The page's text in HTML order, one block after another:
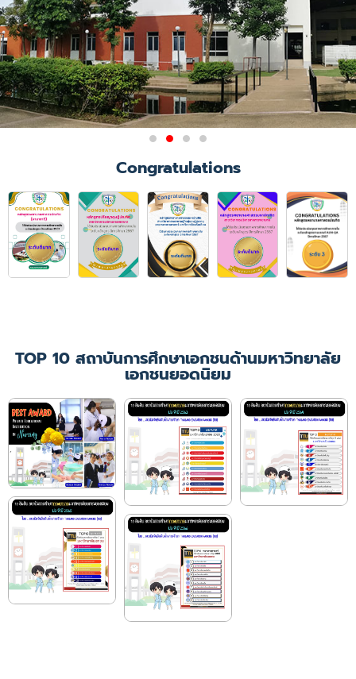
ผลการรับรองสถาบันการศึกษา
วิชาการพยาบาลและการ
ผดุงครรภ์
มติการประชุมคณะกรรมการสภาการ
พยาบาล ครั้งที่ 6/2564
เมื่อวันที่ 21 มิถุนายน 2564 ให้การ
รับรองคณะพยาบาลศาสตร์
(ปีการศึกษา 2564 - 2567)
เพิ่มเติม
Congratulations
TOP 10 สถาบันการศึกษาเอกชนด้านมหาวิทยาลัย
เอกชนยอดนิยม